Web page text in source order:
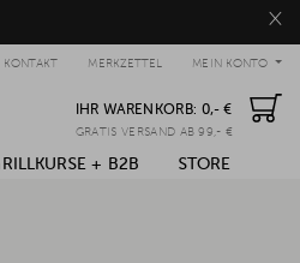
×
MEIN KONTO
MERKZETTEL
KONTAKT
IHR WARENKORB: 0,- €
GRATIS VERSAND AB 99,- €
+ B2B STORE